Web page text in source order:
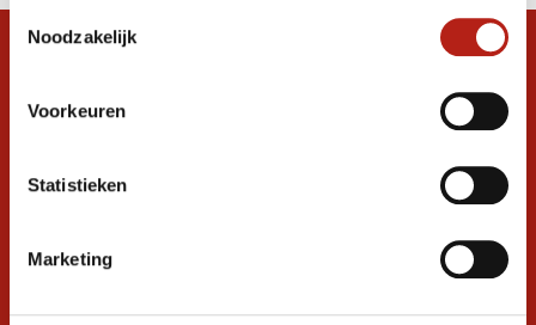
Toestemmingsselectie
Noodzakelijk
Voorkeuren
Statistieken
Marketing
Stel je vraag in de chat, en we helpen je
graag verder. 24/7
Volg ons
promoties